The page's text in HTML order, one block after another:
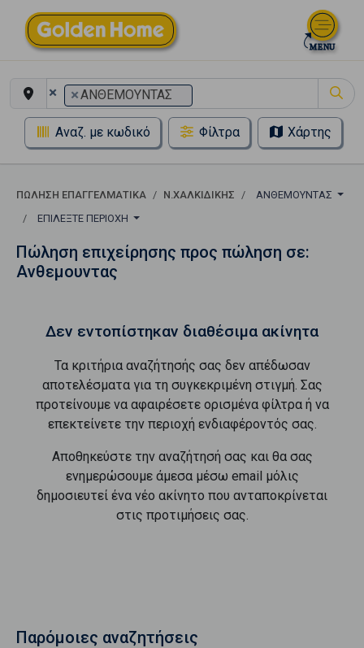
× ×ΑΝΘΕΜΟΥΝΤΑΣ
Αναζ. με κωδικό Φίλτρα Χάρτης
ΠΏΛΗΣΗ ΕΠΑΓΓΕΛΜΑΤΙΚΆ Ν.ΧΑΛΚΙΔΙΚΗΣ
ΑΝΘΕΜΟΥΝΤΑΣ
ΕΠΙΛΈΞΤΕ ΠΕΡΙΟΧΉ
Πώληση επιχείρησης προς πώληση σε:
Ανθεμουντας
Δεν εντοπίστηκαν διαθέσιμα ακίνητα
Τα κριτήρια αναζήτησής σας δεν απέδωσαν
αποτελέσματα για τη συγκεκριμένη στιγμή. Σας
προτείνουμε να αφαιρέσετε ορισμένα φίλτρα ή να
επεκτείνετε την περιοχή ενδιαφέροντός σας.
Αποθηκεύστε την αναζήτησή σας και θα σας
ενημερώσουμε άμεσα μέσω email μόλις
δημοσιευτεί ένα νέο ακίνητο που ανταποκρίνεται
στις προτιμήσεις σας.
Παρόμοιες αναζητήσεις